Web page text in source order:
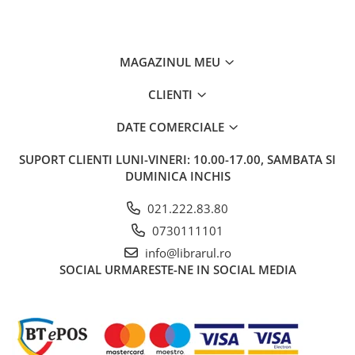
Ghiduri de calatorie, harti
Animale de companie
Biografii, memorii si jurnale
Istoria comunismului
MAGAZINUL MEU
CLIENTI
DATE COMERCIALE
SUPORT CLIENTI LUNI-VINERI: 10.00-17.00, SAMBATA SI
DUMINICA INCHIS
021.222.83.80
0730111101
info@librarul.ro
SOCIAL URMARESTE-NE IN SOCIAL MEDIA